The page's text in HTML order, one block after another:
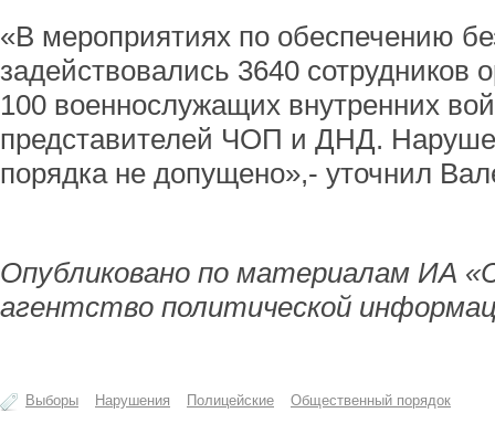
«В мероприятиях по обеспечению
задействовались 3640 сотрудников
100 военнослужащих внутренних
представителей ЧОП и ДНД.
порядка не допущено»,- уточнил
Опубликовано по материалам ИА
агентство политической
Выборы Нарушения Полицейские Общественный порядок